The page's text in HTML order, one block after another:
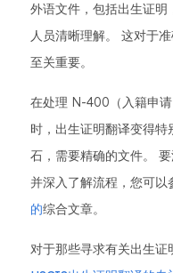
外语文件，包括出生证
人员清晰理解。 这对于
至关重要。
在处理 N-400（入籍申
时，出生证明翻译变得
石，需要精确的文件。
并深入了解流程，您可以
的综合文章。
对于那些寻求有关出生证